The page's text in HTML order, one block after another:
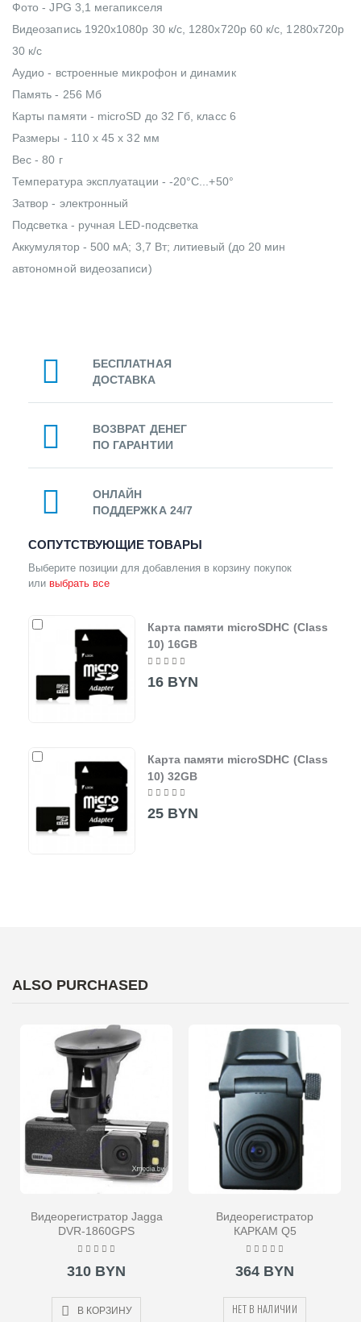
Фото - JPG 3,1 мегапикселя
Видеозапись 1920x1080p 30 к/с, 1280x720p 60 к/с, 1280x720p
30 к/с
Аудио - встроенные микрофон и динамик
Память - 256 Мб
Карты памяти - microSD до 32 Гб, класс 6
Размеры - 110 х 45 х 32 мм
Вес - 80 г
Температура эксплуатации - -20°C...+50°
Затвор - электронный
Подсветка - ручная LED-подсветка
Аккумулятор - 500 мА; 3,7 Вт; литиевый (до 20 мин
автономной видеозаписи)
БЕСПЛАТНАЯ
ДОСТАВКА
ВОЗВРАТ ДЕНЕГ
ПО ГАРАНТИИ
ОНЛАЙН
ПОДДЕРЖКА 24/7
СОПУТСТВУЮЩИЕ ТОВАРЫ
Выберите позиции для добавления в корзину покупок
или выбрать все
Карта памяти microSDHC (Class
10) 16GB
16 BYN
Карта памяти microSDHC (Class
10) 32GB
25 BYN
ALSO PURCHASED
Видеорегистратор Jagga
DVR-1860GPS
310 BYN
В КОРЗИНУ
Видеорегистратор
КАРКАМ Q5
364 BYN
НЕТ В НАЛИЧИИ